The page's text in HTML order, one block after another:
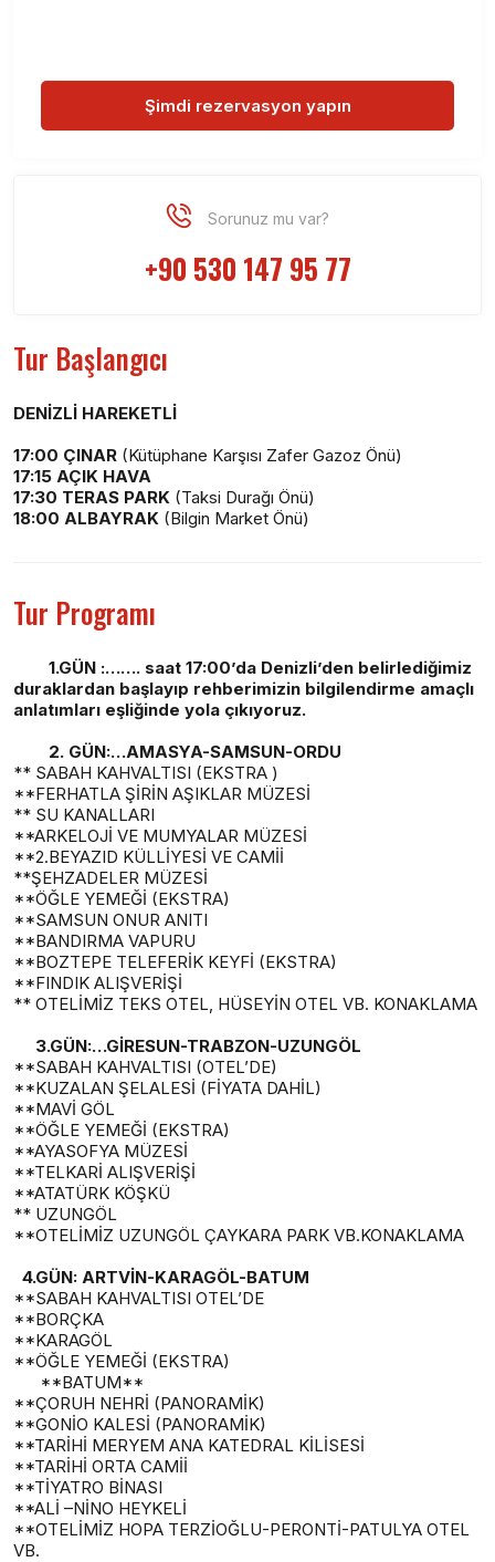
Şimdi rezervasyon yapın
Sorunuz mu var?
+90 530 147 95 77
Tur Başlangıcı
DENİZLİ HAREKETLİ
17:00 ÇINAR (Kütüphane Karşısı Zafer Gazoz Önü)
17:15 AÇIK HAVA
17:30 TERAS PARK (Taksi Durağı Önü)
18:00 ALBAYRAK (Bilgin Market Önü)
Tur Programı
1.GÜN :……. saat 17:00’da Denizli’den belirlediğimiz
duraklardan başlayıp rehberimizin bilgilendirme amaçlı
anlatımları eşliğinde yola çıkıyoruz.
2. GÜN:…AMASYA-SAMSUN-ORDU
** SABAH KAHVALTISI (EKSTRA )
**FERHATLA ŞİRİN AŞIKLAR MÜZESİ
** SU KANALLARI
**ARKELOJİ VE MUMYALAR MÜZESİ
**2.BEYAZID KÜLLİYESİ VE CAMİİ
**ŞEHZADELER MÜZESİ
**ÖĞLE YEMEĞİ (EKSTRA)
**SAMSUN ONUR ANITI
**BANDIRMA VAPURU
**BOZTEPE TELEFERİK KEYFİ (EKSTRA)
**FINDIK ALIŞVERİŞİ
** OTELİMİZ TEKS OTEL, HÜSEYİN OTEL VB. KONAKLAMA
3.GÜN:…GİRESUN-TRABZON-UZUNGÖL
**SABAH KAHVALTISI (OTEL’DE)
**KUZALAN ŞELALESİ (FİYATA DAHİL)
**MAVİ GÖL
**ÖĞLE YEMEĞİ (EKSTRA)
**AYASOFYA MÜZESİ
**TELKARİ ALIŞVERİŞİ
**ATATÜRK KÖŞKÜ
** UZUNGÖL
**OTELİMİZ UZUNGÖL ÇAYKARA PARK VB.KONAKLAMA
4.GÜN: ARTVİN-KARAGÖL-BATUM
**SABAH KAHVALTISI OTEL’DE
**BORÇKA
**KARAGÖL
**ÖĞLE YEMEĞİ (EKSTRA)
**BATUM**
**ÇORUH NEHRİ (PANORAMİK)
**GONİO KALESİ (PANORAMİK)
**TARİHİ MERYEM ANA KATEDRAL KİLİSESİ
**TARİHİ ORTA CAMİİ
**TİYATRO BİNASI
**ALİ –NİNO HEYKELİ
**OTELİMİZ HOPA TERZİOĞLU-PERONTİ-PATULYA OTEL
VB.